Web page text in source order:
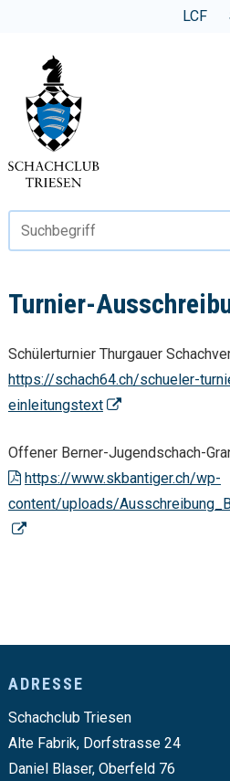
Navigieren im
SCHNELLNAVIGATION
WEBSITE WECHSELN
LCF
Suchbegriff
Turnier-
Schülerturnier Thurgauer
https://schach64.ch/schueler-
einleitungstext
Offener Berner-Jugendschach-
https://www.skbantiger.ch/wp-
content/uploads/
Footer
ADRESSE
Schachclub Triesen
Alte Fabrik, Dorfstrasse 24
Daniel Blaser, Oberfeld 76